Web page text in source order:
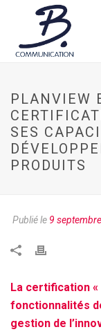
PLANVIEW
SES
PRODUITS
Publié le 9
La certification «
fonctionnalités
gestion de